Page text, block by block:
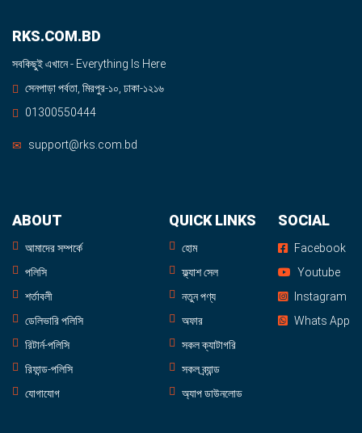
RKS.COM.BD
সবকিছুই এখানে - Everything Is Here
সেনপাড়া পর্বতা, মিরপুর-১০, ঢাকা-১২১৬
01300550444
support@rks.com.bd
ABOUT
আমাদের সম্পর্কে
পলিসি
শর্তাবলী
ডেলিভারি পলিসি
রিটার্ন-পলিসি
রিফান্ড-পলিসি
যোগাযোগ
QUICK LINKS
হোম
ফ্ল্যাশ সেল
নতুন পণ্য
অফার
সকল ক্যাটাগরি
সকল ব্র্যান্ড
অ্যাপ ডাউনলোড
SOCIAL
Facebook
Youtube
Instagram
Whats App